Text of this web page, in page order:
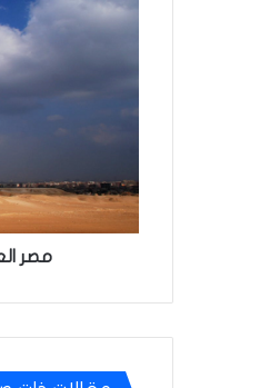
على
مصر